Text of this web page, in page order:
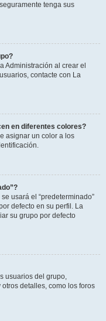
tenga sus
Administración al crear el
contacte con La
en diferentes colores?
asignar un color a los
usará el “predeterminado”
defecto en su perfil. La
su grupo por defecto
usuarios del grupo,
detalles, como los foros